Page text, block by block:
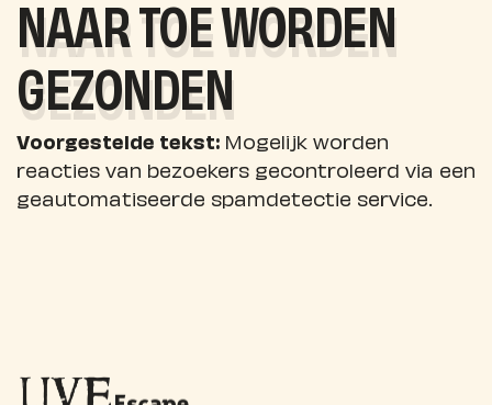
NAAR TOE WORDEN
GEZONDEN
Voorgestelde tekst: Mogelijk worden
reacties van bezoekers gecontroleerd via een
geautomatiseerde spamdetectie service.